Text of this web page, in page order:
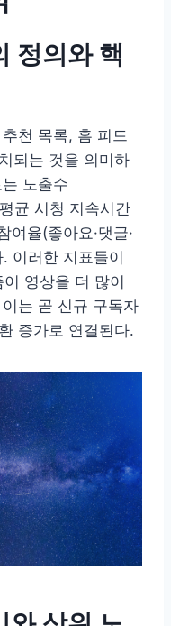
정의와 핵
천 목록, 홈 피드
되는 것을 의미하
노출수
균 시청 지속시간
여율(좋아요·댓글·
이러한 지표들이
영상을 더 많이
는 곧 신규 구독자
증가로 연결된다.